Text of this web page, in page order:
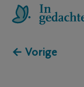
← Vorige